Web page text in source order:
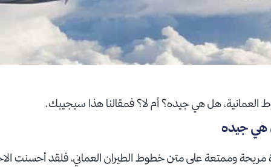
العمانية، هل هي جيده؟ أم لا؟ فمقالنا هذا سيجيبك.
هي جيده
مريحة وممتعة على متن خطوط الطيران العماني، فلقد أحسنت